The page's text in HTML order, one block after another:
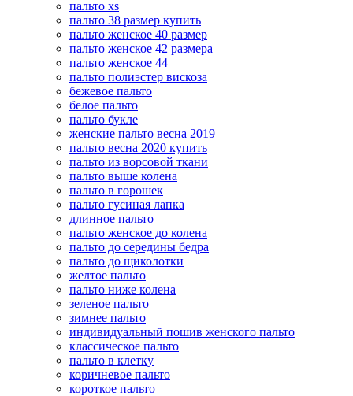
пальто xs
пальто 38 размер купить
пальто женское 40 размер
пальто женское 42 размера
пальто женское 44
пальто полиэстер вискоза
бежевое пальто
белое пальто
пальто букле
женские пальто весна 2019
пальто весна 2020 купить
пальто из ворсовой ткани
пальто выше колена
пальто в горошек
пальто гусиная лапка
длинное пальто
пальто женское до колена
пальто до середины бедра
пальто до щиколотки
желтое пальто
пальто ниже колена
зеленое пальто
зимнее пальто
индивидуальный пошив женского пальто
классическое пальто
пальто в клетку
коричневое пальто
короткое пальто